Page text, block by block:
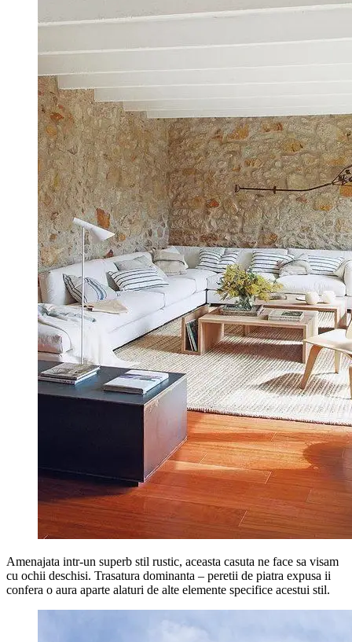
Amenajata intr-un superb stil rustic, aceasta casuta ne face sa visam
cu ochii deschisi. Trasatura dominanta – peretii de piatra expusa ii
confera o aura aparte alaturi de alte elemente specifice acestui stil.